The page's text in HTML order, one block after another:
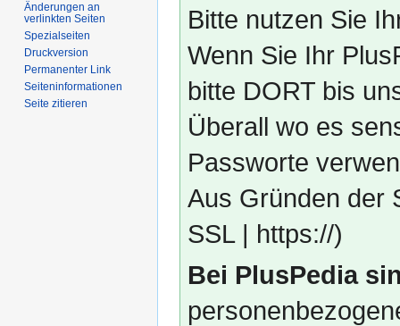
Bitte nutzen Sie
Wenn Sie Ihr
bitte DORT bis
Überall wo es
Passworte
Aus Gründen der
SSL | https://)
Bei PlusPedia
Änderungen an
verlinkten Seiten
Spezialseiten
Druckversion
Permanenter Link
Seiten­­informationen
Seite zitieren